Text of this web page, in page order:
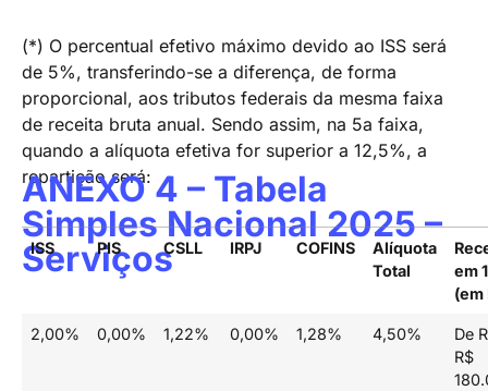
(*) O percentual efetivo máximo devido ao ISS será
de 5%, transferindo-se a diferença, de forma
proporcional, aos tributos federais da mesma faixa
de receita bruta anual. Sendo assim, na 5a faixa,
quando a alíquota efetiva for superior a 12,5%, a
repartição será:
ANEXO 4 – Tabela
Simples Nacional 2025 –
Serviços
ISS PIS CSLL IRPJ COFINS
Alíquota
Total
em
(em
2,00% 0,00% 1,22% 0,00% 1,28% 4,50%
De
R$